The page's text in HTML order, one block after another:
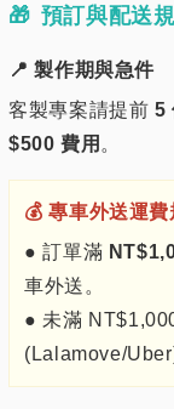
🎁 預訂與配送
📍 製作期與急件
客製專案請提前 5
$500 費用 。
💰 專車外送運費
● 訂單滿
車外送。
● 未滿
(Lalamove/